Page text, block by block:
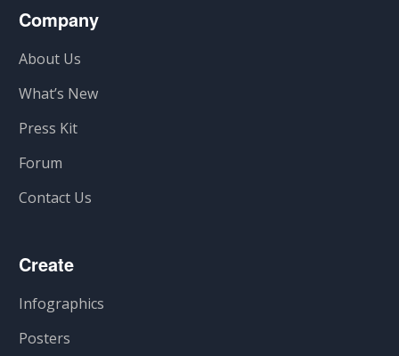
Company
About Us
What’s New
Press Kit
Forum
Contact Us
Create
Infographics
Posters